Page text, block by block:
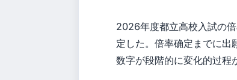
2026年度都立高校入試の
定した。倍率确定までに出
数字が段階的に変化的过程